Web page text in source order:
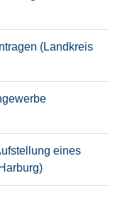
(Landkreis
eines